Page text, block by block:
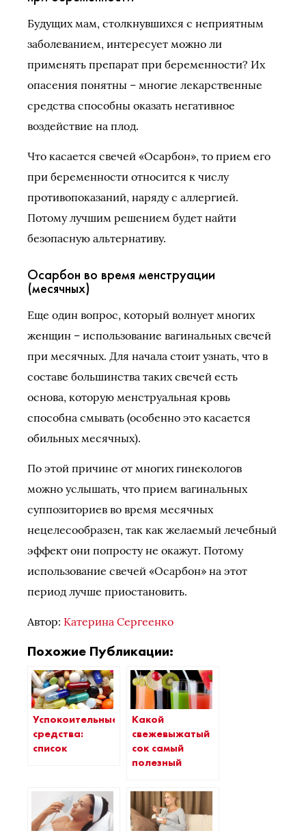
Будущих мам, столкнувшихся с неприятным
заболеванием, интересует можно ли
применять препарат при беременности? Их
опасения понятны – многие лекарственные
средства способны оказать негативное
воздействие на плод.
Что касается свечей «Осарбон», то прием его
при беременности относится к числу
противопоказаний, наряду с аллергией.
Потому лучшим решением будет найти
безопасную альтернативу.
Осарбон во время менструации
(месячных)
Еще один вопрос, который волнует многих
женщин – использование вагинальных свечей
при месячных. Для начала стоит узнать, что в
составе большинства таких свечей есть
основа, которую менструальная кровь
способна смывать (особенно это касается
обильных месячных).
По этой причине от многих гинекологов
можно услышать, что прием вагинальных
суппозиториев во время месячных
нецелесообразен, так как желаемый лечебный
эффект они попросту не окажут. Потому
использование свечей «Осарбон» на этот
период лучше приостановить.
Автор: Катерина Сергеенко
Похожие Публикации:
Успокоительные
средства:
список
Какой
свежевыжатый
сок самый
полезный